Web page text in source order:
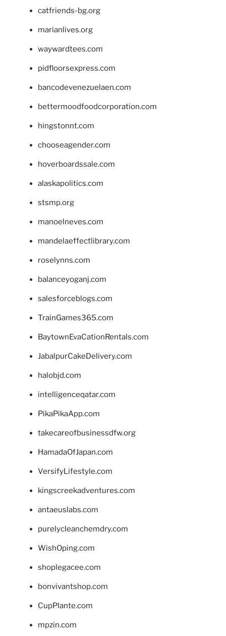
catfriends-bg.org
marianlives.org
waywardtees.com
pidfloorsexpress.com
bancodevenezuelaen.com
bettermoodfoodcorporation.com
hingstonnt.com
chooseagender.com
hoverboardssale.com
alaskapolitics.com
stsmp.org
manoelneves.com
mandelaeffectlibrary.com
roselynns.com
balanceyoganj.com
salesforceblogs.com
TrainGames365.com
BaytownEvaCationRentals.com
JabalpurCakeDelivery.com
halobjd.com
intelligenceqatar.com
PikaPikaApp.com
takecareofbusinessdfw.org
HamadaOfJapan.com
VersifyLifestyle.com
kingscreekadventures.com
antaeuslabs.com
purelycleanchemdry.com
WishOping.com
shoplegacee.com
bonvivantshop.com
CupPlante.com
mpzin.com